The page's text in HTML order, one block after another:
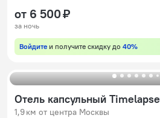
от 6 500 ₽
за ночь
Войдите и получите скидку до 40%
Отель капсульный Timelapse
1,9 км от центра Москвы